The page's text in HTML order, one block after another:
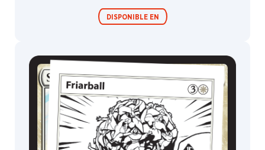
DISPONIBLE EN
MagicCon
Box